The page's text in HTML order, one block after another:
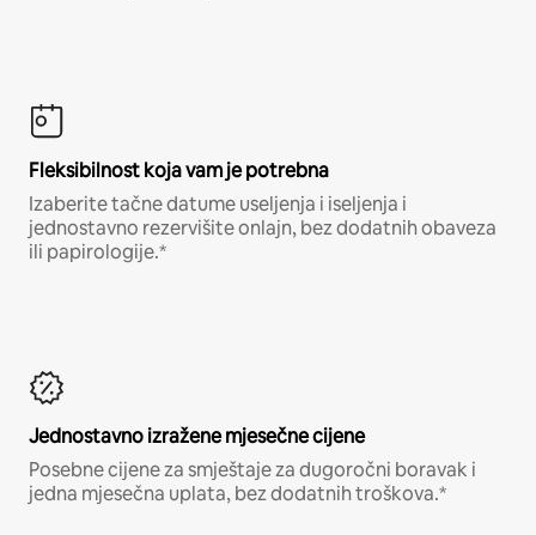
Fleksibilnost koja vam je potrebna
Izaberite tačne datume useljenja i iseljenja i
jednostavno rezervišite onlajn, bez dodatnih obaveza
ili papirologije.*
Jednostavno izražene mjesečne cijene
Posebne cijene za smještaje za dugoročni boravak i
jedna mjesečna uplata, bez dodatnih troškova.*